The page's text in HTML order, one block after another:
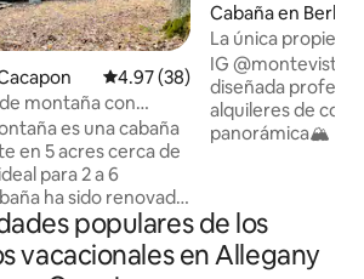
Calificación promedio: 4.97 de
4.97 (38)
montaña con
es una cabaña
en 5 acres cerca de
para 2 a 6
ha sido renovada
una cocina
de trabajo
alta velocidad y una
Cabaña en
La única
Virginia
IG @montevistawv Escapada de
diseñada
alquileres de
panorámica🏔️
6 personas
partes Cargador
de🔋 nivel 2 Ruta
populares de los
vacacionales en Allegany